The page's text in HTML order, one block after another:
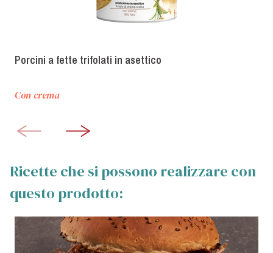
Porcini a fette trifolati in asettico
Con crema
Ricette che si possono realizzare con
questo prodotto: